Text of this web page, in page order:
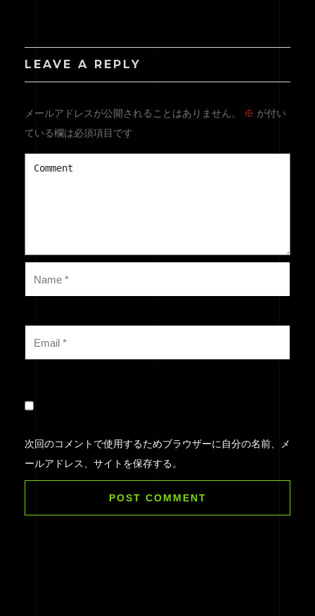
LEAVE A REPLY
メールアドレスが公開されることはありません。 ※ が付い
ている欄は必須項目です
次回のコメントで使用するためブラウザーに自分の名前、メ
ールアドレス、サイトを保存する。